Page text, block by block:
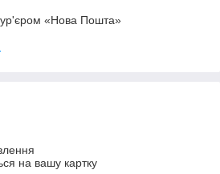
«Нова Пошта»
на вашу картку